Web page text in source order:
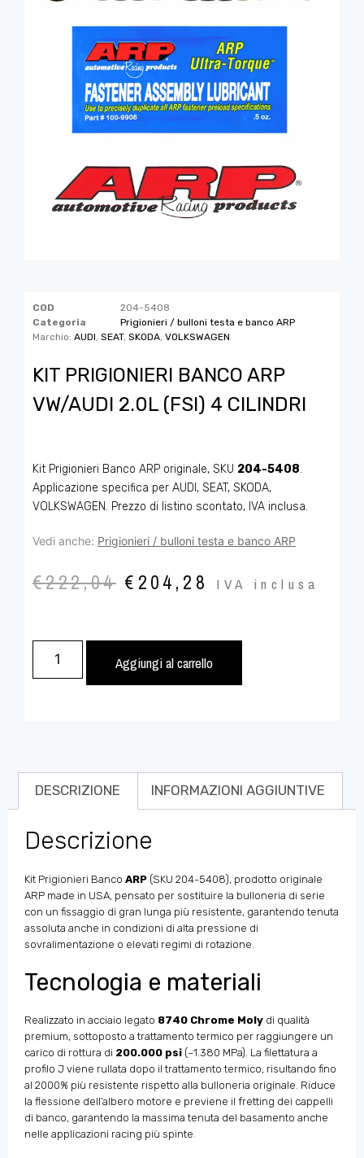
COD
204-5408
Categoria
Prigionieri / bulloni testa e banco ARP
Marchio: AUDI SEAT, SKODA VOLKSWAGEN
KIT PRIGIONIERI BANCO ARP
VW/AUDI 2.0L (FSI) 4 CILINDRI
Kit Prigionieri Banco ARP originale, SKU 204-5408.
Applicazione specifica per AUDI, SEAT, SKODA,
VOLKSWAGEN. Prezzo di listino scontato, IVA inclusa.
Vedi anche: Prigionieri / bulloni testa e banco ARP
€222,04 € 204,28 IVA inclusa
Aggiungi al carrello
DESCRIZIONE INFORMAZIONI AGGIUNTIVE
Descrizione
Kit Prigionieri Banco ARP (SKU 204-5408), prodotto originale
ARP made in USA, pensato per sostituire la bulloneria di serie
con un fissaggio di gran lunga più resistente, garantendo tenuta
assoluta anche in condizioni di alta pressione di
sovralimentazione o elevati regimi di rotazione.
Tecnologia e materiali
Realizzato in acciaio legato 8740 Chrome Moly di qualità
premium, sottoposto a trattamento termico per raggiungere un
carico di rottura di 200.000 psi (~1.380 MPa). La filettatura a
profilo J viene rullata dopo il trattamento termico, risultando fino
al 2000% più resistente rispetto alla bulloneria originale. Riduce
la flessione dell’albero motore e previene il fretting dei cappelli
di banco, garantendo la massima tenuta del basamento anche
nelle applicazioni racing più spinte.